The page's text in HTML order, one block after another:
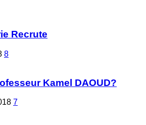
Recrute
8
Kamel DAOUD?
7